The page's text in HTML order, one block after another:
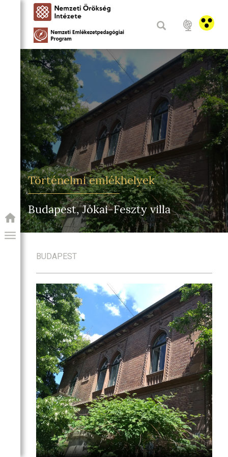
PROGRAM
Történelmi emlékhelyek
Budapest, Jókai-Feszty villa
BUDAPEST